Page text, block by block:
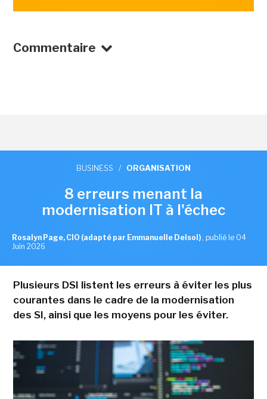
Commentaire
BUSINESS / ORGANISATION
8 erreurs menant la
modernisation IT à l'échec
Rosalyn Page, CIO (adapté par Emmanuelle Delsol) , publié le 04
Juin 2026
Plusieurs DSI listent les erreurs à éviter les plus
courantes dans le cadre de la modernisation
des SI, ainsi que les moyens pour les éviter.